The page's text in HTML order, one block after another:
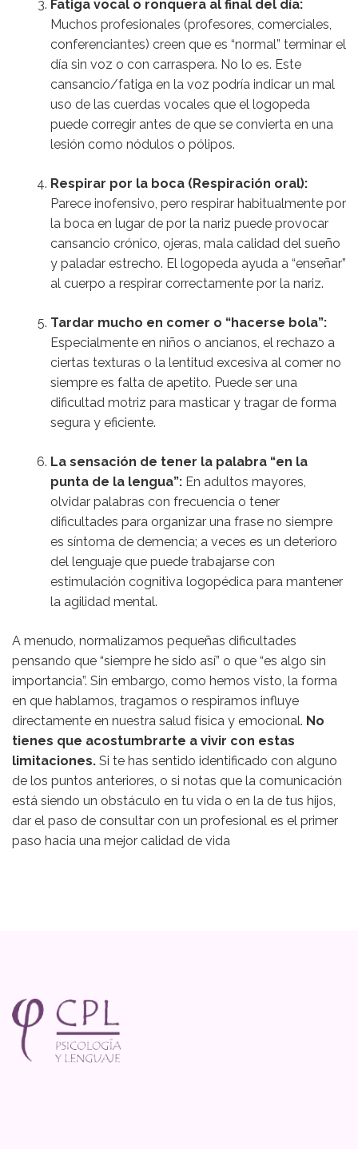
Fatiga vocal o ronquera al final del día:
Muchos profesionales (profesores, comerciales,
conferenciantes) creen que es “normal” terminar el
día sin voz o con carraspera. No lo es. Este
cansancio/fatiga en la voz podría indicar un mal
uso de las cuerdas vocales que el logopeda
puede corregir antes de que se convierta en una
lesión como nódulos o pólipos.
Respirar por la boca (Respiración oral):
Parece inofensivo, pero respirar habitualmente por
la boca en lugar de por la nariz puede provocar
cansancio crónico, ojeras, mala calidad del sueño
y paladar estrecho. El logopeda ayuda a “enseñar”
al cuerpo a respirar correctamente por la nariz.
Tardar mucho en comer o “hacerse bola”:
Especialmente en niños o ancianos, el rechazo a
ciertas texturas o la lentitud excesiva al comer no
siempre es falta de apetito. Puede ser una
dificultad motriz para masticar y tragar de forma
segura y eficiente.
La sensación de tener la palabra “en la
punta de la lengua”: En adultos mayores,
olvidar palabras con frecuencia o tener
dificultades para organizar una frase no siempre
es síntoma de demencia; a veces es un deterioro
del lenguaje que puede trabajarse con
estimulación cognitiva logopédica para mantener
la agilidad mental.
A menudo, normalizamos pequeñas dificultades
pensando que “siempre he sido así” o que “es algo sin
importancia”. Sin embargo, como hemos visto, la forma
en que hablamos, tragamos o respiramos influye
directamente en nuestra salud física y emocional. No
tienes que acostumbrarte a vivir con estas
limitaciones. Si te has sentido identificado con alguno
de los puntos anteriores, o si notas que la comunicación
está siendo un obstáculo en tu vida o en la de tus hijos,
dar el paso de consultar con un profesional es el primer
paso hacia una mejor calidad de vida